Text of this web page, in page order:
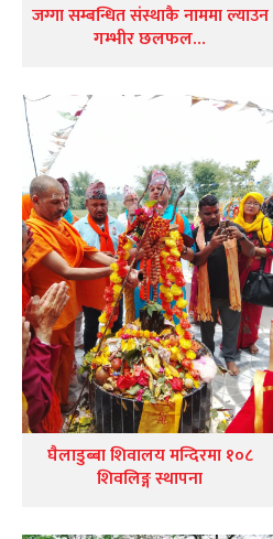
जग्गा सम्बन्धित संस्थाकै नाममा ल्याउन
गम्भीर छलफल…
घैलाडुब्बा शिवालय मन्दिरमा १०८
शिवलिङ्ग स्थापना